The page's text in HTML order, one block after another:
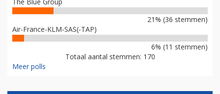
21% (36 stemmen)
Air-France-KLM-SAS(-TAP)
6% (11 stemmen)
Totaal aantal stemmen: 170
Meer polls